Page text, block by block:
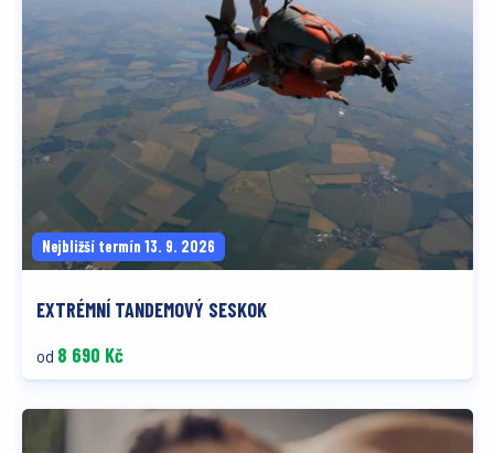
Nejbližší termín 13. 9. 2026
EXTRÉMNÍ TANDEMOVÝ SESKOK
od 8 690 Kč